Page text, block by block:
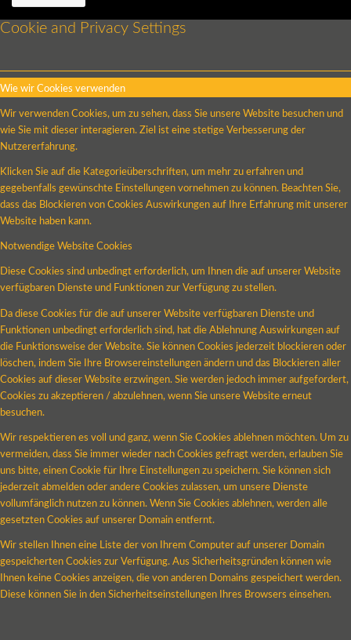
Cookie and Privacy Settings
Wie wir Cookies verwenden
Wir verwenden Cookies, um zu sehen, dass Sie unsere Website besuchen und
wie Sie mit dieser interagieren. Ziel ist eine stetige Verbesserung der
Nutzererfahrung.
Klicken Sie auf die Kategorieüberschriften, um mehr zu erfahren und
gegebenfalls gewünschte Einstellungen vornehmen zu können. Beachten Sie,
dass das Blockieren von Cookies Auswirkungen auf Ihre Erfahrung mit unserer
Website haben kann.
Notwendige Website Cookies
Diese Cookies sind unbedingt erforderlich, um Ihnen die auf unserer Website
verfügbaren Dienste und Funktionen zur Verfügung zu stellen.
Da diese Cookies für die auf unserer Website verfügbaren Dienste und
Funktionen unbedingt erforderlich sind, hat die Ablehnung Auswirkungen auf
die Funktionsweise der Website. Sie können Cookies jederzeit blockieren oder
löschen, indem Sie Ihre Browsereinstellungen ändern und das Blockieren aller
Cookies auf dieser Website erzwingen. Sie werden jedoch immer aufgefordert,
Cookies zu akzeptieren / abzulehnen, wenn Sie unsere Website erneut
besuchen.
Wir respektieren es voll und ganz, wenn Sie Cookies ablehnen möchten. Um zu
vermeiden, dass Sie immer wieder nach Cookies gefragt werden, erlauben Sie
uns bitte, einen Cookie für Ihre Einstellungen zu speichern. Sie können sich
jederzeit abmelden oder andere Cookies zulassen, um unsere Dienste
vollumfänglich nutzen zu können. Wenn Sie Cookies ablehnen, werden alle
gesetzten Cookies auf unserer Domain entfernt.
Wir stellen Ihnen eine Liste der von Ihrem Computer auf unserer Domain
gespeicherten Cookies zur Verfügung. Aus Sicherheitsgründen können wie
Ihnen keine Cookies anzeigen, die von anderen Domains gespeichert werden.
Diese können Sie in den Sicherheitseinstellungen Ihres Browsers einsehen.